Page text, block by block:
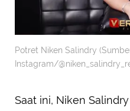
Potret Niken Salindry
Instagram/
Saat ini, Niken